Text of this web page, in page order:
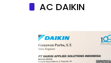
AC DAIKIN